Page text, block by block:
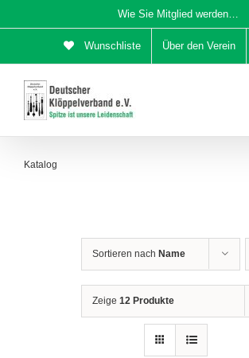
Inhalt
Wie Sie Mitglied werden…
Wunschliste Über den Verein
Katalog
Sortieren nach Name
Zeige 12 Produkte